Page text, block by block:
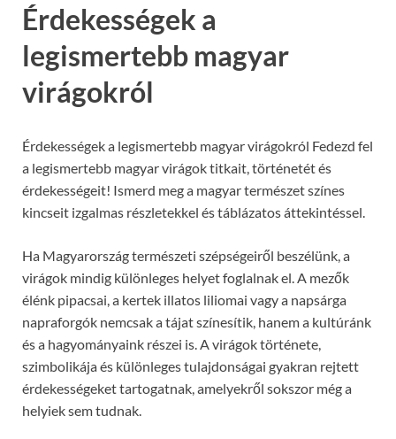
Érdekességek a
legismertebb magyar
virágokról
Érdekességek a legismertebb magyar virágokról Fedezd fel
a legismertebb magyar virágok titkait, történetét és
érdekességeit! Ismerd meg a magyar természet színes
kincseit izgalmas részletekkel és táblázatos áttekintéssel.
Ha Magyarország természeti szépségeiről beszélünk, a
virágok mindig különleges helyet foglalnak el. A mezők
élénk pipacsai, a kertek illatos liliomai vagy a napsárga
napraforgók nemcsak a tájat színesítik, hanem a kultúránk
és a hagyományaink részei is. A virágok története,
szimbolikája és különleges tulajdonságai gyakran rejtett
érdekességeket tartogatnak, amelyekről sokszor még a
helyiek sem tudnak.